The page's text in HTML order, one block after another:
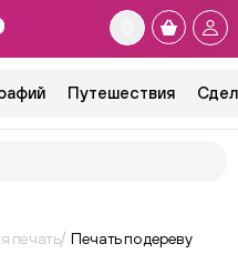
Путешествия
печать Печать по дереву